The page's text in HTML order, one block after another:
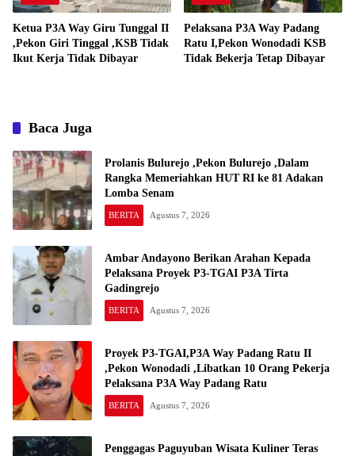
Ketua P3A Way Giru Tunggal II
,Pekon Giri Tinggal ,KSB Tidak
Ikut Kerja Tidak Dibayar
Pelaksana P3A Way Padang
Ratu I,Pekon Wonodadi KSB
Tidak Bekerja Tetap Dibayar
Baca Juga
Prolanis Bulurejo ,Pekon Bulurejo ,Dalam
Rangka Memeriahkan HUT RI ke 81 Adakan
Lomba Senam
BERITA Agustus 7, 2026
Ambar Andayono Berikan Arahan Kepada
Pelaksana Proyek P3-TGAI P3A Tirta
Gadingrejo
BERITA Agustus 7, 2026
Proyek P3-TGAI,P3A Way Padang Ratu II
,Pekon Wonodadi ,Libatkan 10 Orang Pekerja
Pelaksana P3A Way Padang Ratu
BERITA Agustus 7, 2026
Penggagas Paguyuban Wisata Kuliner Teras